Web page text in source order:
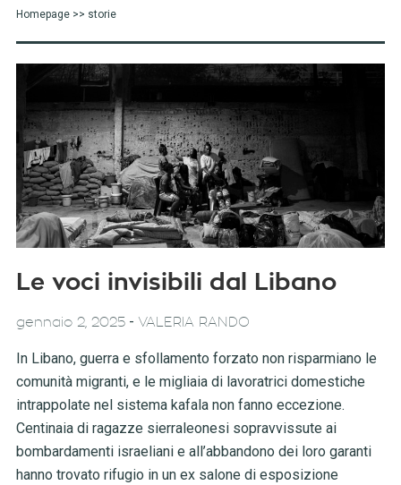
Homepage>> storie
Le voci invisibili dal Libano
gennaio 2, 2025- VALERIA RANDO
In Libano, guerra e sfollamento forzato non risparmiano le
comunità migranti, e le migliaia di lavoratrici domestiche
intrappolate nel sistema kafala non fanno eccezione.
Centinaia di ragazze sierraleonesi sopravvissute ai
bombardamenti israeliani e all’abbandono dei loro garanti
hanno trovato rifugio in un ex salone di esposizione